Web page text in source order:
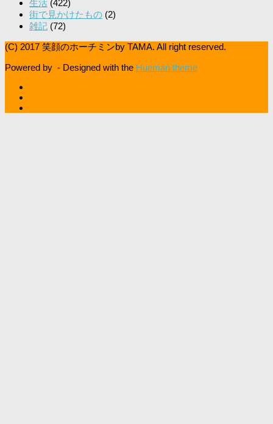
生活 (422)
街で見かけたもの (2)
雑記 (72)
(C) 2017 笑顔のホーチミンby TAMA. All right reserved.
Powered by - Designed with the Hueman theme